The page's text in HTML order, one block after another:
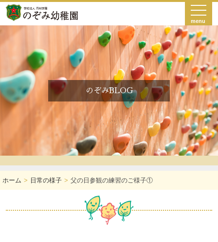
menu
のぞみBLOG
ホーム 日常の様子 父の日参観の練習のご様子①